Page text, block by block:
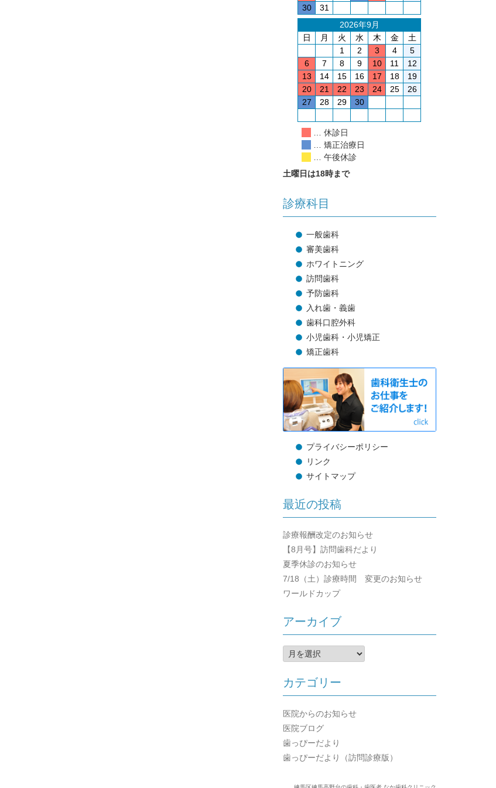
30
31
2026年9月
日
月 火 水 木 金
土
1
2 3 4
5
6
7 8 9 10 11
12
13
14 15 16 17 18
19
20
21 22 23 24 25
26
27
28 29 30
… 休診日
… 矯正治療日
… 午後休診
土曜日は18時まで
診療科目
一般歯科
審美歯科
ホワイトニング
訪問歯科
予防歯科
入れ歯・義歯
歯科口腔外科
小児歯科・小児矯正
矯正歯科
プライバシーポリシー
リンク
サイトマップ
最近の投稿
診療報酬改定のお知らせ
【8月号】訪問歯科だより
夏季休診のお知らせ
7/18（土）診療時間 変更のお知らせ
ワールドカップ
アーカイブ
ア
ー
イ
ブ
カテゴリー
医院からのお知らせ
医院ブログ
歯っぴーだより
歯っぴーだより（訪問診療版）